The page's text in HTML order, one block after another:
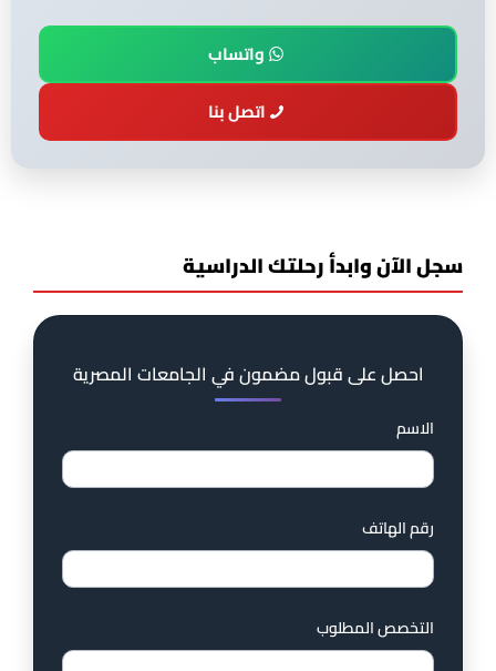
واتساب
اتصل بنا
سجل الآن وابدأ رحلتك الدراسية
احصل على قبول مضمون في الجامعات المصرية
الاسم
رقم الهاتف
التخصص المطلوب